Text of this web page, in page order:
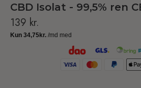
CBD Isolat - 99,5% ren
139 kr.